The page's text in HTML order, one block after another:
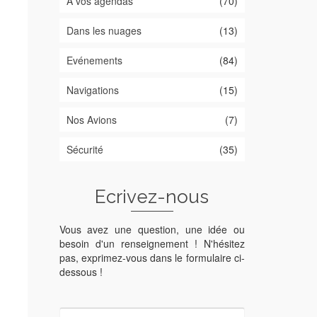
Dans les nuages (13)
Evénements (84)
Navigations (15)
Nos Avions (7)
Sécurité (35)
Ecrivez-nous
Vous avez une question, une idée ou
besoin d'un renseignement ! N'hésitez
pas, exprimez-vous dans le formulaire ci-
dessous !